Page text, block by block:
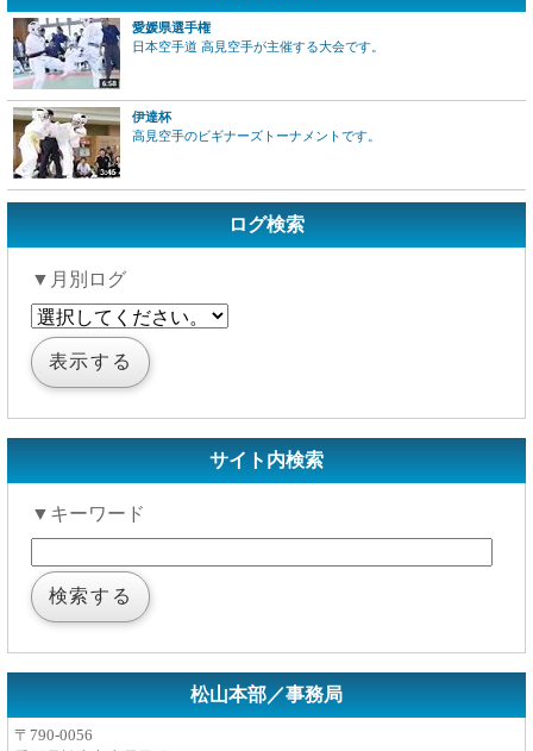
愛媛県選手権
日本空手道 高見空手が主催する大会です。
伊達杯
高見空手のビギナーズトーナメントです。
ログ検索
▼月別ログ
サイト内検索
▼キーワード
松山本部／事務局
〒790-0056